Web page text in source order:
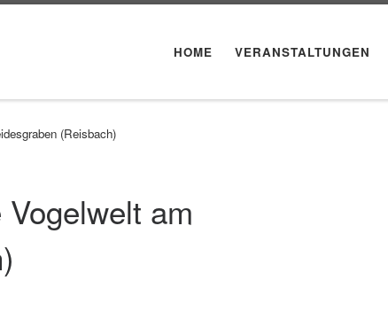
HOME VERANSTALTUNGEN
(Reisbach)
am